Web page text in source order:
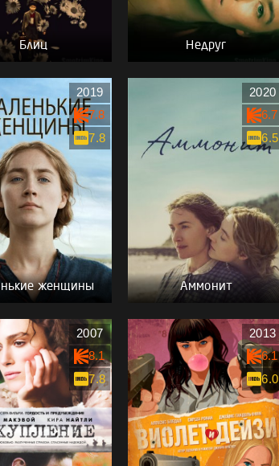
Блиц Недруг
женщины
2019
7.8
7.8
Аммонит
2020
6.7
6.5
2007
8.1
7.8
2013
6.1
6.0